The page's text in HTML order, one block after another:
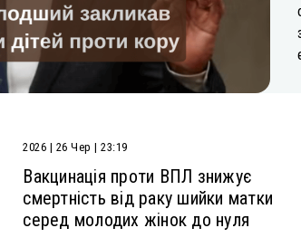
2026 | 26 Чер | 23:19
Вакцинація проти ВПЛ знижує
смертність від раку шийки матки
серед молодих жінок до нуля